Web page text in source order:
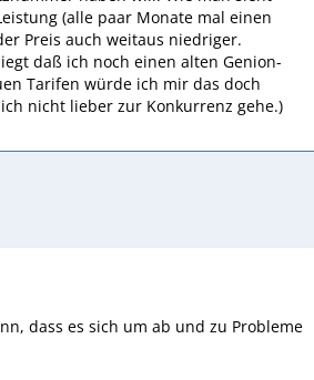
(alle paar Monate mal einen
Preis auch weitaus niedriger.
daß ich noch einen alten Genion-
Tarifen würde ich mir das doch
nicht lieber zur Konkurrenz gehe.)
dass es sich um ab und zu Probleme